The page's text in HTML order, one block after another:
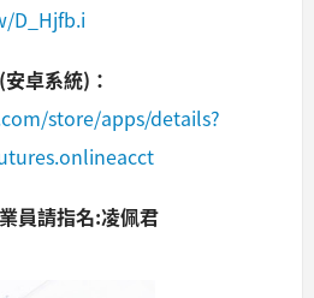
D_Hjfb.i
卓系統)：
store/apps/details?
員請指名:凌佩君